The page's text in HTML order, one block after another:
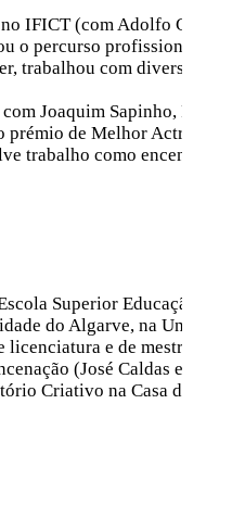
IFICT (com Adolfo Gutkin)
o percurso profissional na
trabalhou com diversas
Joaquim Sapinho,
de Melhor Actriz do
trabalho como
Superior Educação
do Algarve, na
licenciatura e de mestrado.
(José Caldas e
Criativo na Casa do